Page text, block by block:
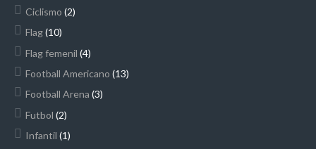
Ciclismo (2)
Flag(10)
Flag femenil (4)
Football Americano (13)
Football Arena (3)
Futbol (2)
Infantil (1)